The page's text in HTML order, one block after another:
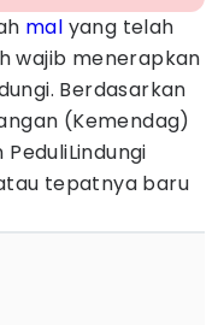
mal yang telah
wajib menerapkan
Berdasarkan
(Kemendag)
tepatnya baru